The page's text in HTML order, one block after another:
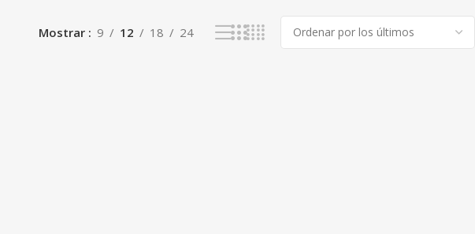
Mostrar 9 12 18 24